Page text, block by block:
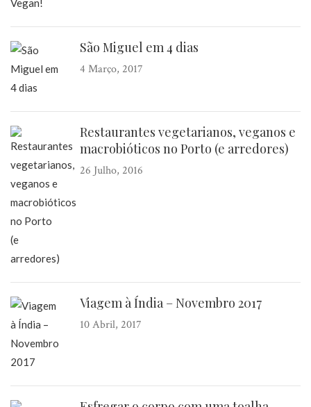
São Miguel em 4 dias
4 Março, 2017
Restaurantes vegetarianos, veganos e
macrobióticos no Porto (e arredores)
26 Julho, 2016
Viagem à Índia – Novembro 2017
10 Abril, 2017